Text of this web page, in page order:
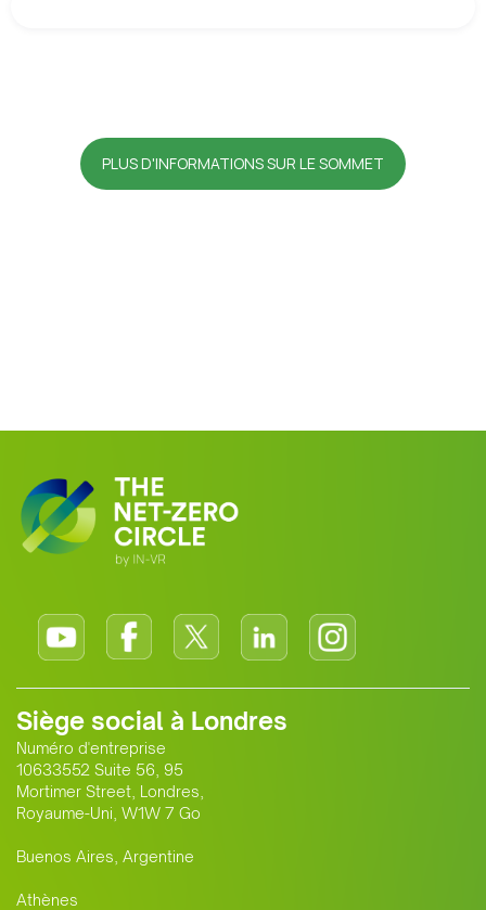
PLUS D'INFORMATIONS SUR LE SOMMET
Siège social à Londres
Numéro d'entreprise
10633552 Suite 56, 95
Mortimer Street, Londres,
Royaume-Uni, W1W 7 Go
Buenos Aires, Argentine
Athènes